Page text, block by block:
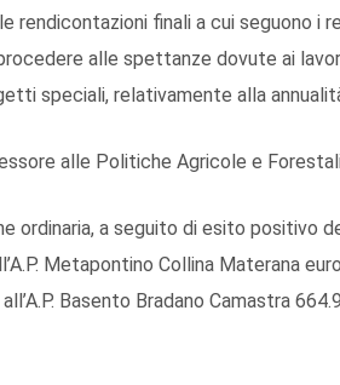
rendicontazioni finali a cui seguono i
alle spettanze dovute ai
speciali, relativamente alla
alle Politiche Agricole e
ordinaria, a seguito di esito positivo
Metapontino Collina Materana
Basento Bradano Camastra